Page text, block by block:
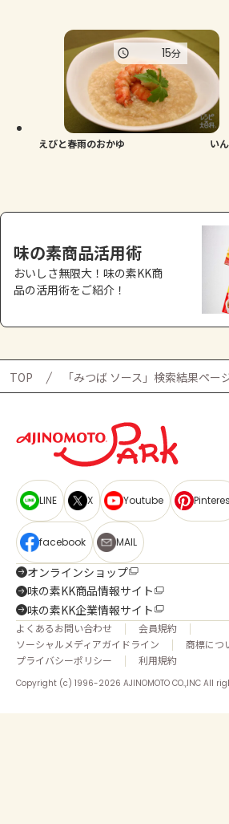
えびと春雨のおかゆ
15分
い
味の素商品活用術
おいしさ無限大！味の素KK商
品の活用術をご紹介！
TOP 「みつば ソース」検索結果ペー
LINE X Youtube
facebook MAIL
オンラインショップ
味の素KK商品情報サイト
味の素KK企業情報サイト
よくあるお問い合わせ
会員規約
ソーシャルメディアガイドライン
商標につ
プライバシーポリシー
利用規約
Copyright (c) 1996-2026 AJINOMOTO CO.,INC All